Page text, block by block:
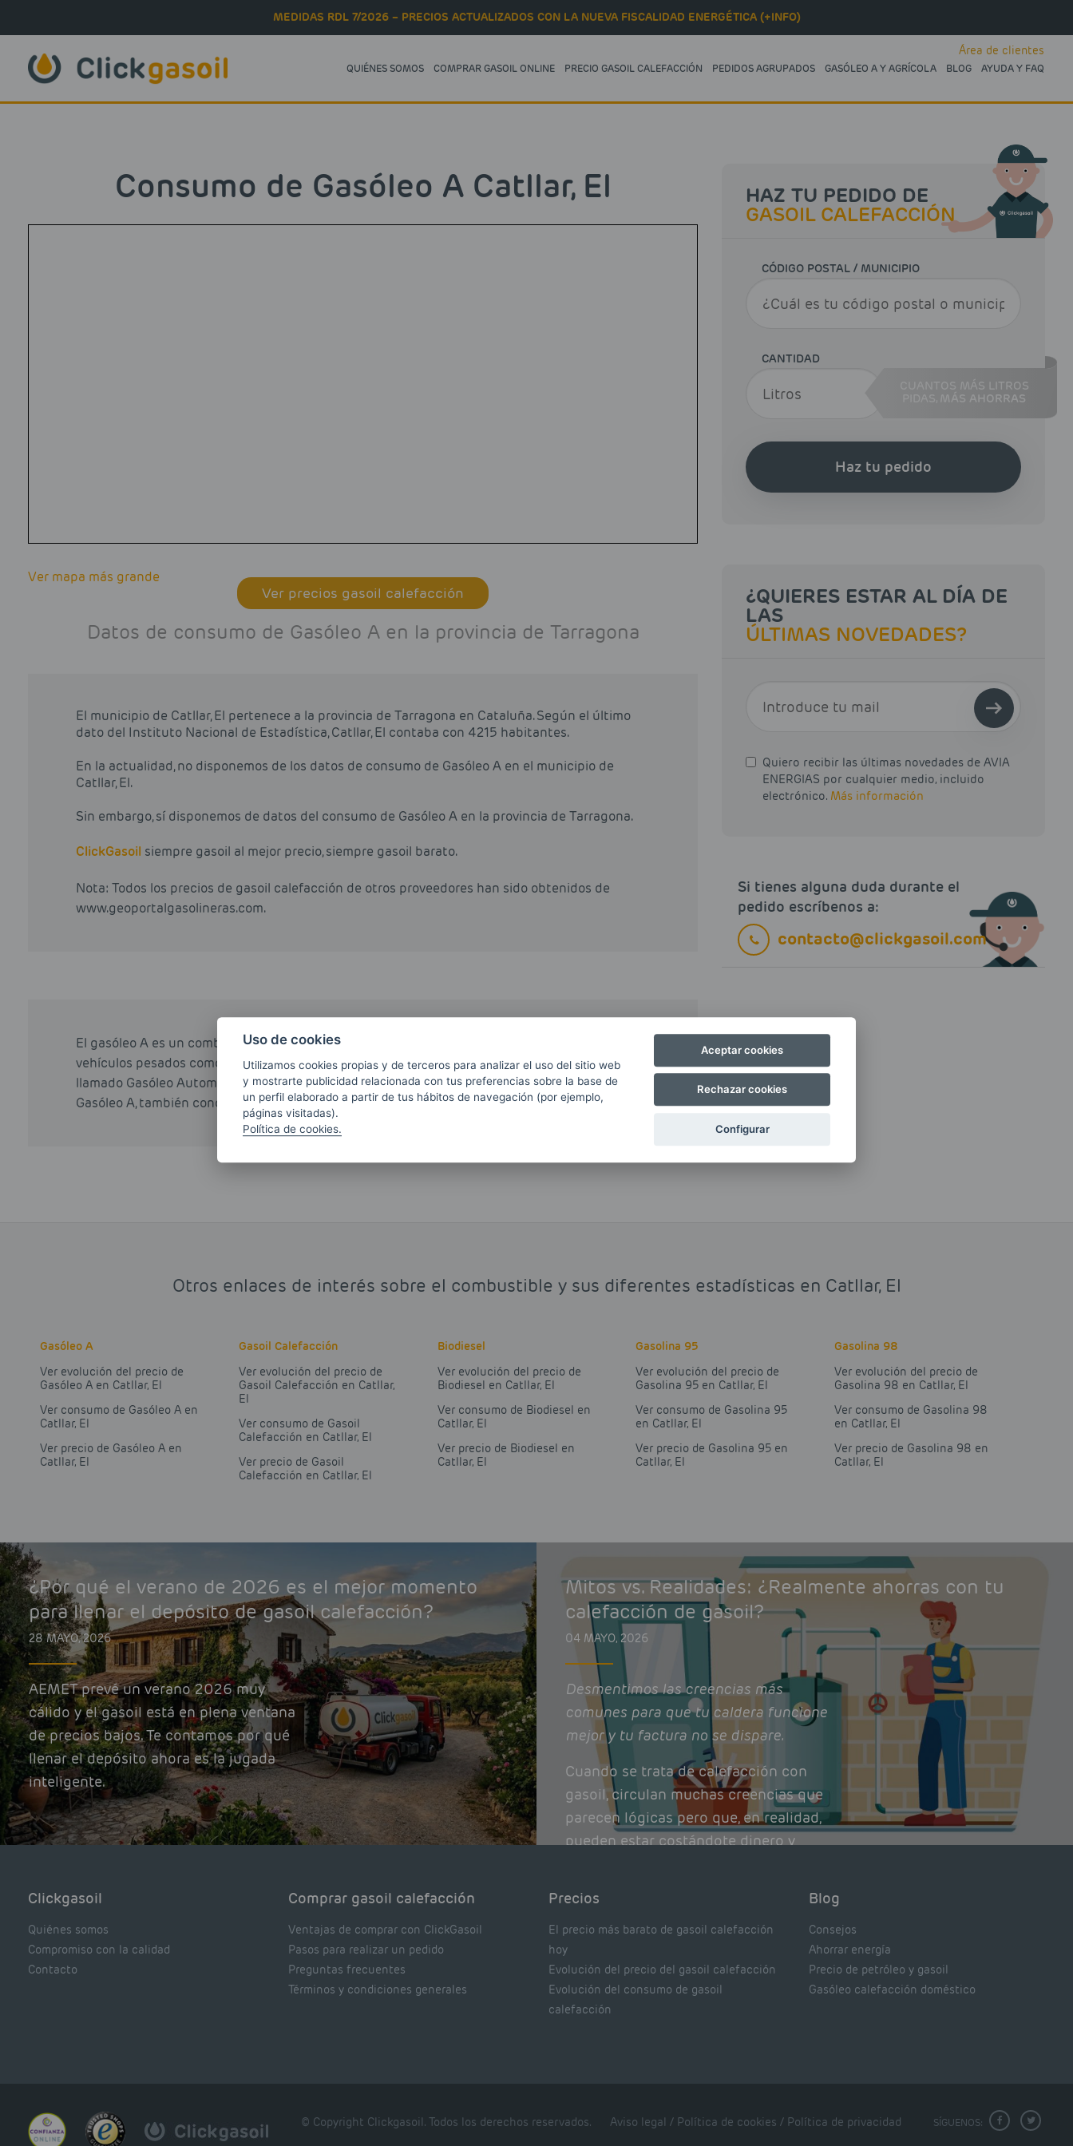
MEDIDAS RDL 7/2026 – PRECIOS ACTUALIZADOS CON LA NUEVA FISCALIDAD ENERGÉTICA (+INFO)
QUIÉNES SOMOS COMPRAR GASOIL ONLINE PRECIO GASOIL CALEFACCIÓN PEDIDOS AGRUPADOS GASÓLEO A Y AGRÍCOLA BLOG AYUDA Y FAQ
Área de clientes
Consumo de Gasóleo A Catllar, El
Ver mapa más grande
Ver precios gasoil calefacción
Datos de consumo de Gasóleo A en la provincia de Tarragona
El municipio de Catllar, El pertenece a la provincia de Tarragona en Cataluña. Según el último
dato del Instituto Nacional de Estadística, Catllar, El contaba con 4215 habitantes.
En la actualidad, no disponemos de los datos de consumo de Gasóleo A en el municipio de
Catllar, El.
Sin embargo, sí disponemos de datos del consumo de Gasóleo A en la provincia de Tarragona.
ClickGasoil siempre gasoil al mejor precio, siempre gasoil barato.
Nota: Todos los precios de gasoil calefacción de otros proveedores han sido obtenidos de
www.geoportalgasolineras.com.
El gasóleo A es un combustible ideado para abastecer los modernos motores diesel tanto de los
vehículos pesados como vehículos ligeros. Dentro de la denominación de Gasóleo A, también
llamado Gasóleo Automoción, podemos encontrar en España el Gasóleo A o Diesel y el Nuevo
Gasóleo A, también conocido como Diesel Premium o Diesel+.
HAZ TU PEDIDO DE
GASOIL CALEFACCIÓN
CÓDIGO POSTAL / MUNICIPIO
CANTIDAD
CUANTOS MÁS LITROS
MÁS AHORRAS
Haz tu pedido
¿QUIERES ESTAR AL DÍA DE
LAS
ÚLTIMAS NOVEDADES?
Quiero recibir las últimas novedades de AVIA
ENERGIAS por cualquier medio, incluido
electrónico. Más información
Si tienes alguna duda durante el
pedido escríbenos a:
contacto@clickgasoil.com
Otros enlaces de interés sobre el combustible y sus diferentes estadísticas en Catllar, El
Gasóleo A
Ver evolución del precio de
Gasóleo A en Catllar, El
Ver consumo de Gasóleo A en
Catllar, El
Ver precio de Gasóleo A en
Catllar, El
Gasoil Calefacción
Ver evolución del precio de
Gasoil Calefacción en Catllar,
El
Ver consumo de Gasoil
Calefacción en Catllar, El
Ver precio de Gasoil
Calefacción en Catllar, El
Biodiesel
Ver evolución del precio de
Biodiesel en Catllar, El
Ver consumo de Biodiesel en
Catllar, El
Ver precio de Biodiesel en
Catllar, El
Gasolina 95
Ver evolución del precio de
Gasolina 95 en Catllar, El
Ver consumo de Gasolina 95
en Catllar, El
Ver precio de Gasolina 95 en
Catllar, El
Gasolina 98
Ver evolución del precio de
Gasolina 98 en Catllar, El
Ver consumo de Gasolina 98
en Catllar, El
Ver precio de Gasolina 98 en
Catllar, El
¿Por qué el verano de 2026 es el mejor momento
para llenar el depósito de gasoil calefacción?
28 MAYO, 2026
AEMET prevé un verano 2026 muy
cálido y el gasoil está en plena ventana
de precios bajos. Te contamos por qué
llenar el depósito ahora es la jugada
inteligente.
Mitos vs. Realidades: ¿Realmente ahorras con tu
calefacción de gasoil?
04 MAYO, 2026
Desmentimos las creencias más
comunes para que tu caldera funcione
mejor y tu factura no se dispare.
Cuando se trata de calefacción con
gasoil, circulan muchas creencias que
parecen lógicas pero que, en realidad,
pueden estar costándote dinero y
Clickgasoil
Quiénes somos
Compromiso con la calidad
Contacto
Comprar gasoil calefacción
Ventajas de comprar con ClickGasoil
Pasos para realizar un pedido
Preguntas frecuentes
Términos y condiciones generales
Precios
El precio más barato de gasoil calefacción
hoy
Evolución del precio del gasoil calefacción
Evolución del consumo de gasoil
calefacción
Blog
Consejos
Ahorrar energía
Precio de petróleo y gasoil
Gasóleo calefacción doméstico
© Copyright Clickgasoil. Todos los derechos reservados. Aviso legal / Política de cookies / Política de privacidad SÍGUENOS:
Uso de cookies
Utilizamos cookies propias y de terceros para analizar el uso del sitio web
y mostrarte publicidad relacionada con tus preferencias sobre la base de
un perfil elaborado a partir de tus hábitos de navegación (por ejemplo,
páginas visitadas).
Política de cookies.
Aceptar cookies
Rechazar cookies
Configurar